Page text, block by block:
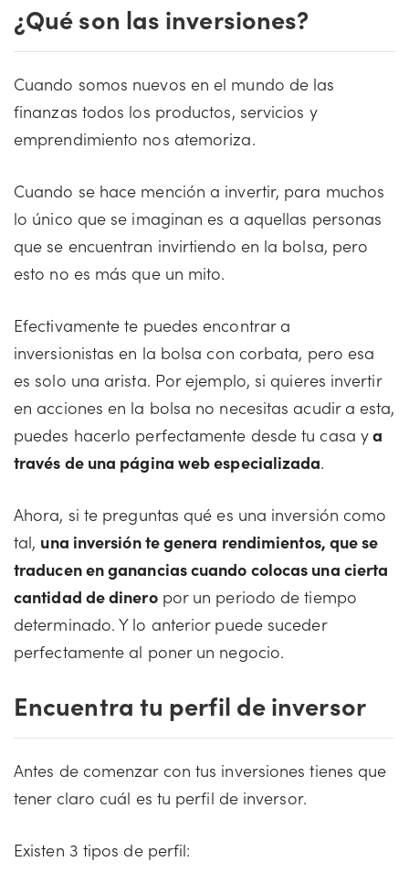
¿Qué son las inversiones?
Cuando somos nuevos en el mundo de las
finanzas todos los productos, servicios y
emprendimiento nos atemoriza.
Cuando se hace mención a invertir, para muchos
lo único que se imaginan es a aquellas personas
que se encuentran invirtiendo en la bolsa, pero
esto no es más que un mito.
Efectivamente te puedes encontrar a
inversionistas en la bolsa con corbata, pero esa
es solo una arista. Por ejemplo, si quieres invertir
en acciones en la bolsa no necesitas acudir a esta,
puedes hacerlo perfectamente desde tu casa ya
través de una página web especializada.
Ahora, si te preguntas qué es una inversión como
tal, una inversión te genera rendimientos, que se
traducen en ganancias cuando colocas una cierta
cantidad de dineropor un periodo de tiempo
determinado. Y lo anterior puede suceder
perfectamente al poner un negocio.
Encuentra tu perfil de inversor
Antes de comenzar con tus inversiones tienes que
tener claro cuál es tu perfil de inversor.
Existen 3 tipos de perfil: